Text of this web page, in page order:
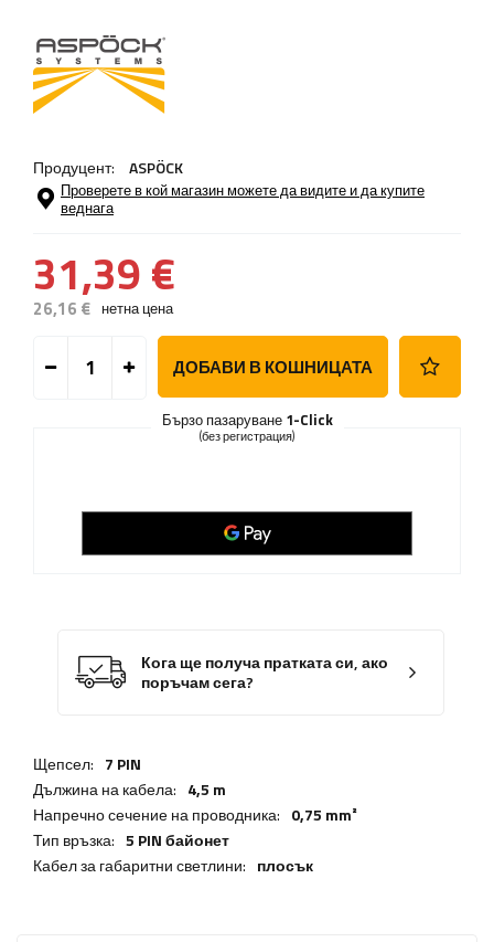
Продуцент: ASPÖCK
Проверете в кой магазин можете да видите и да купите
веднага
31,39 €
26,16 € нетна цена
ДОБАВИ В КОШНИЦАТА
Бързо пазаруване 1-Click
(без регистрация)
Кога ще получа пратката си, ако
поръчам сега?
Щепсел: 7 PIN
Дължина на кабела: 4,5 m
Напречно сечение на проводника: 0,75 mm²
Тип връзка: 5 PIN байонет
Кабел за габаритни светлини: плосък